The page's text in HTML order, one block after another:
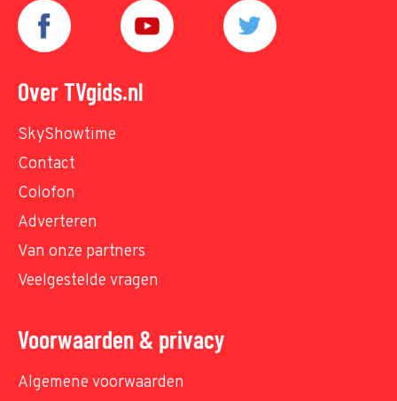
Over TVgids.nl
SkyShowtime
Contact
Colofon
Adverteren
Van onze partners
Veelgestelde vragen
Voorwaarden & privacy
Algemene voorwaarden